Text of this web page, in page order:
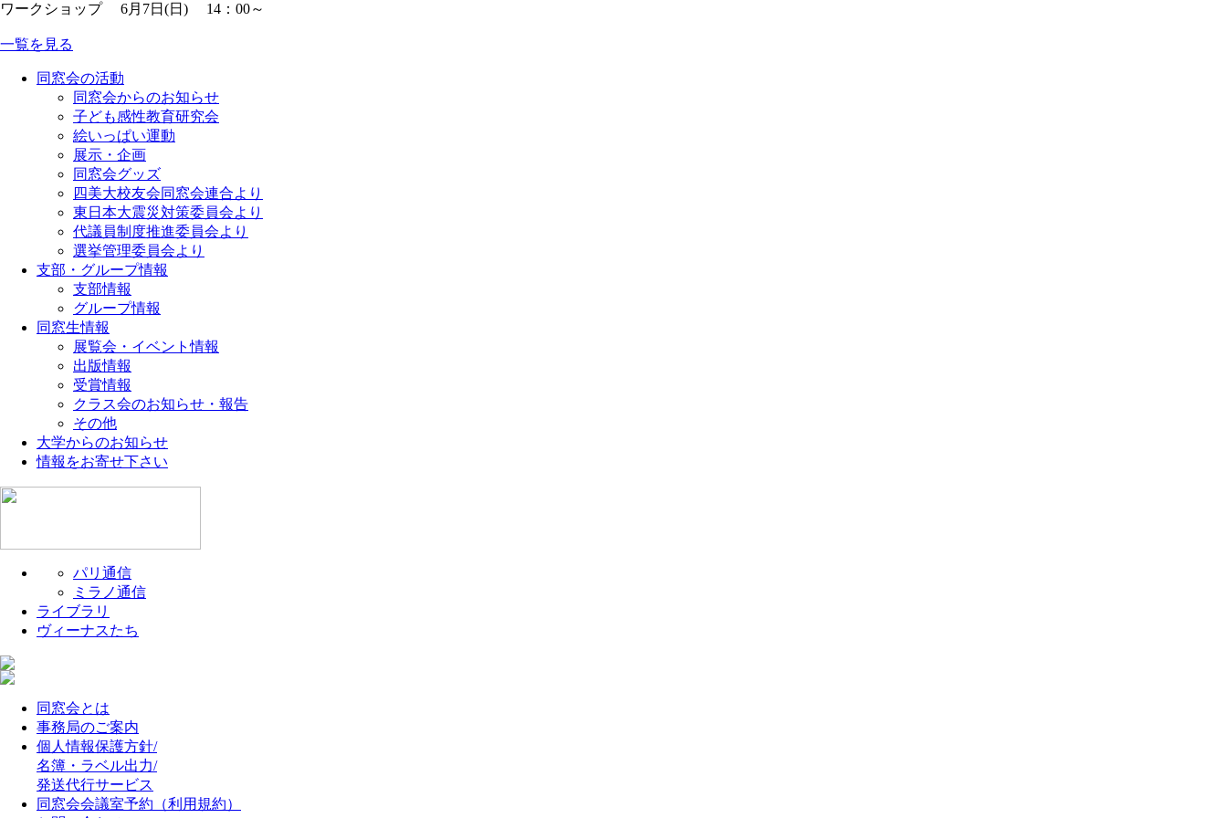
ワークショップ 6月7日(日) 14：00～
一覧を見る
同窓会の活動
同窓会からのお知らせ
子ども感性教育研究会
絵いっぱい運動
展示・企画
同窓会グッズ
四美大校友会同窓会連合より
東日本大震災対策委員会より
代議員制度推進委員会より
選挙管理委員会より
支部・グループ情報
支部情報
グループ情報
同窓生情報
展覧会・イベント情報
出版情報
受賞情報
クラス会のお知らせ・報告
その他
大学からのお知らせ
情報をお寄せ下さい
パリ通信
ミラノ通信
ライブラリ
ヴィーナスたち
同窓会とは
事務局のご案内
個人情報保護方針/
名簿・ラベル出力/
発送代行サービス
同窓会会議室予約（利用規約）